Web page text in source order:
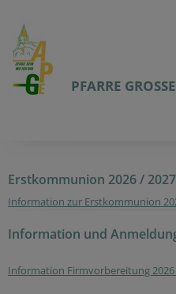
PFARRE
Erstkommunion 2026 / 2027
Information zur Erstkommunion
Information und
Information Firmvorbereitung 2026